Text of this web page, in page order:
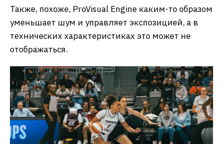
Также, похоже, ProVisual Engine каким-то образом
уменьшает шум и управляет экспозицией, а в
технических характеристиках это может не
отображаться.